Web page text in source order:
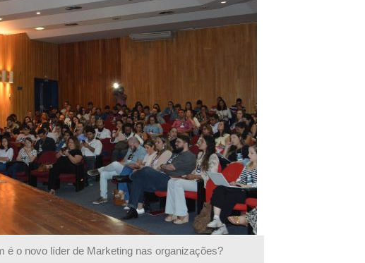
é o novo líder de Marketing nas organizações?